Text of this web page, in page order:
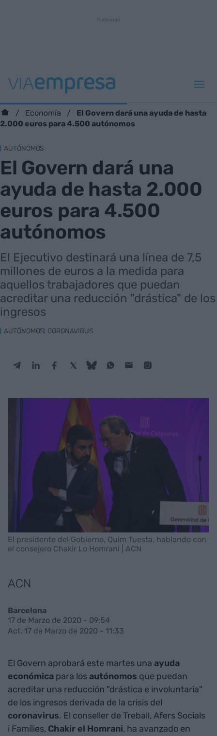
Economía
El Govern dará una ayuda de hasta
2.000 euros para 4.500 autónomos
AUTÓNOMOS
El Govern dará una
ayuda de hasta 2.000
euros para 4.500
autónomos
El Ejecutivo destinará una línea de 7,5
millones de euros a la medida para
aquellos trabajadores que puedan
acreditar una reducción "drástica" de los
ingresos
AUTÓNOMOS CORONAVIRUS
El presidente del Gobierno, Quim Tuesta, hablando con
el consejero Chakir Lo Homrani | ACN
ACN
Barcelona
17 de Marzo de 2020 - 09:54
Act. 17 de Marzo de 2020 - 11:33
El Govern aprobará este martes una ayuda
económica para losautónomos que puedan
acreditar una reducción "drástica e involuntaria"
de los ingresos derivada de la crisis del
coronavirus. El conseller de Treball, Afers Socials
i Famílies, Chakir el Homrani, ha avanzado en